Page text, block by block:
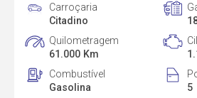
Carroçaria
Citadino
Quilometragem
61.000 Km
Combustível
Gasolina
5